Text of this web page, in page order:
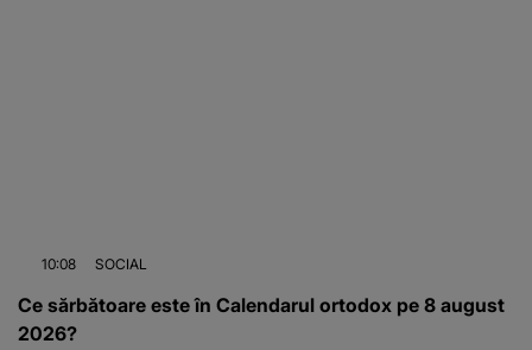
10:08 SOCIAL
Ce sărbătoare este în Calendarul ortodox pe 8 august
2026?